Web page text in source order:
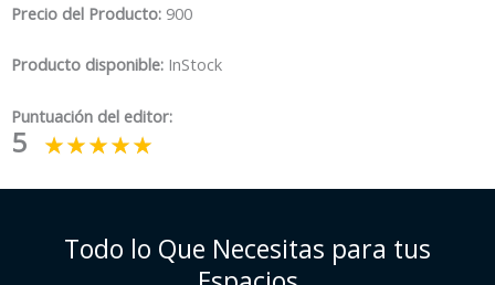
Precio del Producto: 900
Producto disponible: InStock
Puntuación del editor:
5
Todo lo Que Necesitas para tus